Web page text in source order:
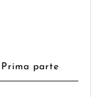
parte